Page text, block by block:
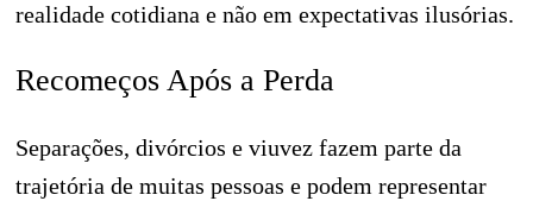
realidade cotidiana e não em expectativas ilusórias.
Recomeços Após a Perda
Separações, divórcios e viuvez fazem parte da
trajetória de muitas pessoas e podem representar